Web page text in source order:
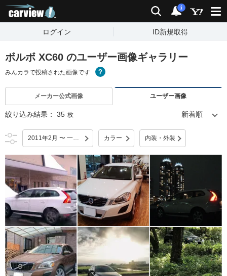
検索 通知
i
ログイン ID新規取得
ボルボ XC60 のユーザー画像ギャラリー
みんカラで投稿された画像です
メーカー公式画像 ユーザー画像
絞り込み結果： 35 枚
2011年2月 〜 一部改良 カラー 内装・外装